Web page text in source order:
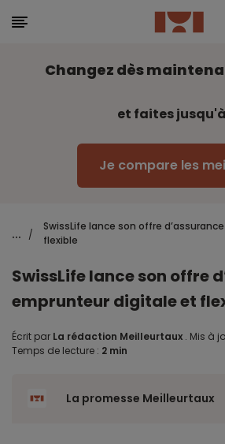
Changez dès
et faites
Je compare les
... /
SwissLife lance son offre
flexible
SwissLife lance son offre
emprunteur digitale et
Écrit par La rédaction Meilleurtaux . Mis à
Temps de lecture : 2 min
La promesse Meilleurtaux